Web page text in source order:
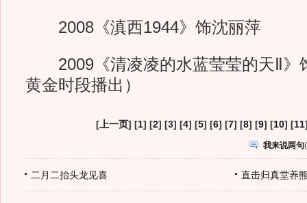
2008《滇西1944》饰沈丽萍
2009《清凌凌的水蓝莹莹的天Ⅱ》
黄金时段播出）
[ 上一页] [1] [2] [3] [4] [5] [6] [7] [8] [9] [10] [11
我来说两句(
二月二抬头龙见喜 直击归真堂养